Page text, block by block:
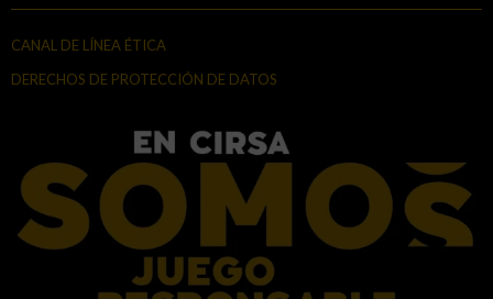
CANAL DE LÍNEA ÉTICA
DERECHOS DE PROTECCIÓN DE DATOS